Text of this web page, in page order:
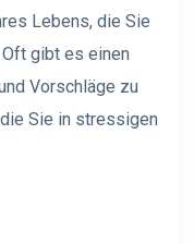
Lebens, die Sie
gibt es einen
Vorschläge zu
Sie in stressigen